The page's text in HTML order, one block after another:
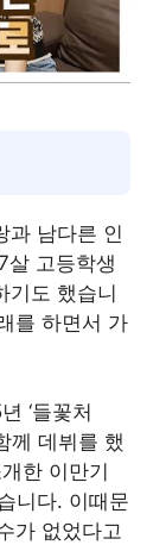
과 남다른 인
살 고등학생
기도 했습니
를 하면서 가
‘들꽃처
께 데뷔를 했
한 이만기
니다. 이때문
가 없었다고